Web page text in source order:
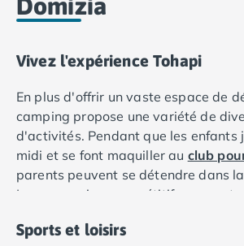
Camping Lot-et-Garonne
Camping Nord-Pas-de-Calais
Camping Pas-de-Calais
Camping Berck
Camping Boulogne-sur-Mer
Camping Le Portel
Camping Le Touquet
Camping Merlimont
Camping Pays de la Loire
Camping Guerande
Domizia
Vivez l'expérience Tohapi
En plus d'offrir un vaste espace de
camping propose une variété de
d'activités. Pendant que les enfants
midi et se font maquiller au club
parents peuvent se détendre dans
Les vacanciers compétitifs peuvent
professionnelle organise des
Sports et loisirs
jeux